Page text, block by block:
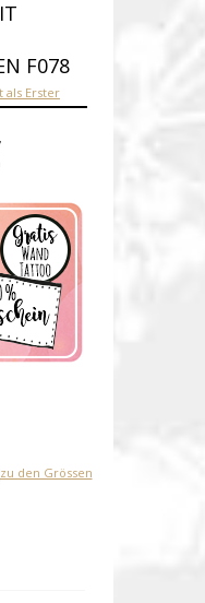
F078
als Erster